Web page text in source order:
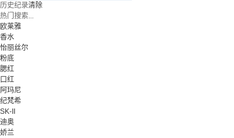
历史纪录清除
热门搜索...
欧莱雅
香水
怡丽丝尔
粉底
腮红
口红
阿玛尼
纪梵希
SK-II
迪奥
娇兰